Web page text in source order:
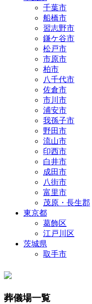
千葉市
船橋市
習志野市
鎌ケ谷市
松戸市
市原市
柏市
八千代市
佐倉市
市川市
浦安市
我孫子市
野田市
流山市
印西市
白井市
成田市
八街市
富里市
茂原・長生郡
東京都
葛飾区
江戸川区
茨城県
取手市
葬儀場一覧